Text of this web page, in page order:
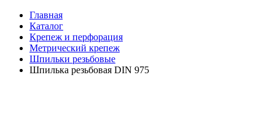
Главная
Каталог
Крепеж и перфорация
Метрический крепеж
Шпильки резьбовые
Шпилька резьбовая DIN 975